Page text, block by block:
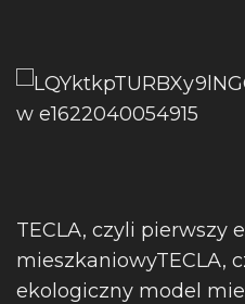
TECLA, czyli pierwszy
mieszkaniowyTECLA,
ekologiczny model